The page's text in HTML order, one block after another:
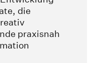
die
praxisnah